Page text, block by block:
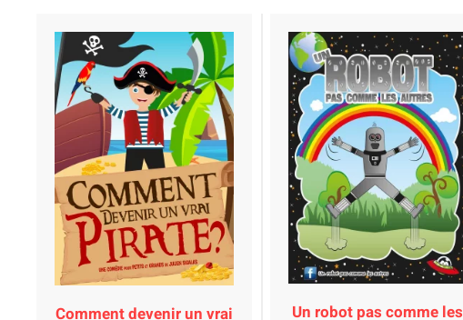
Comment devenir un vrai
Un robot pas comme les